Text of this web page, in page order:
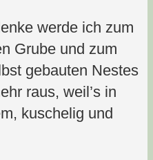
werde ich zum
Grube und zum
gebauten Nestes
raus, weil’s in
kuschelig und